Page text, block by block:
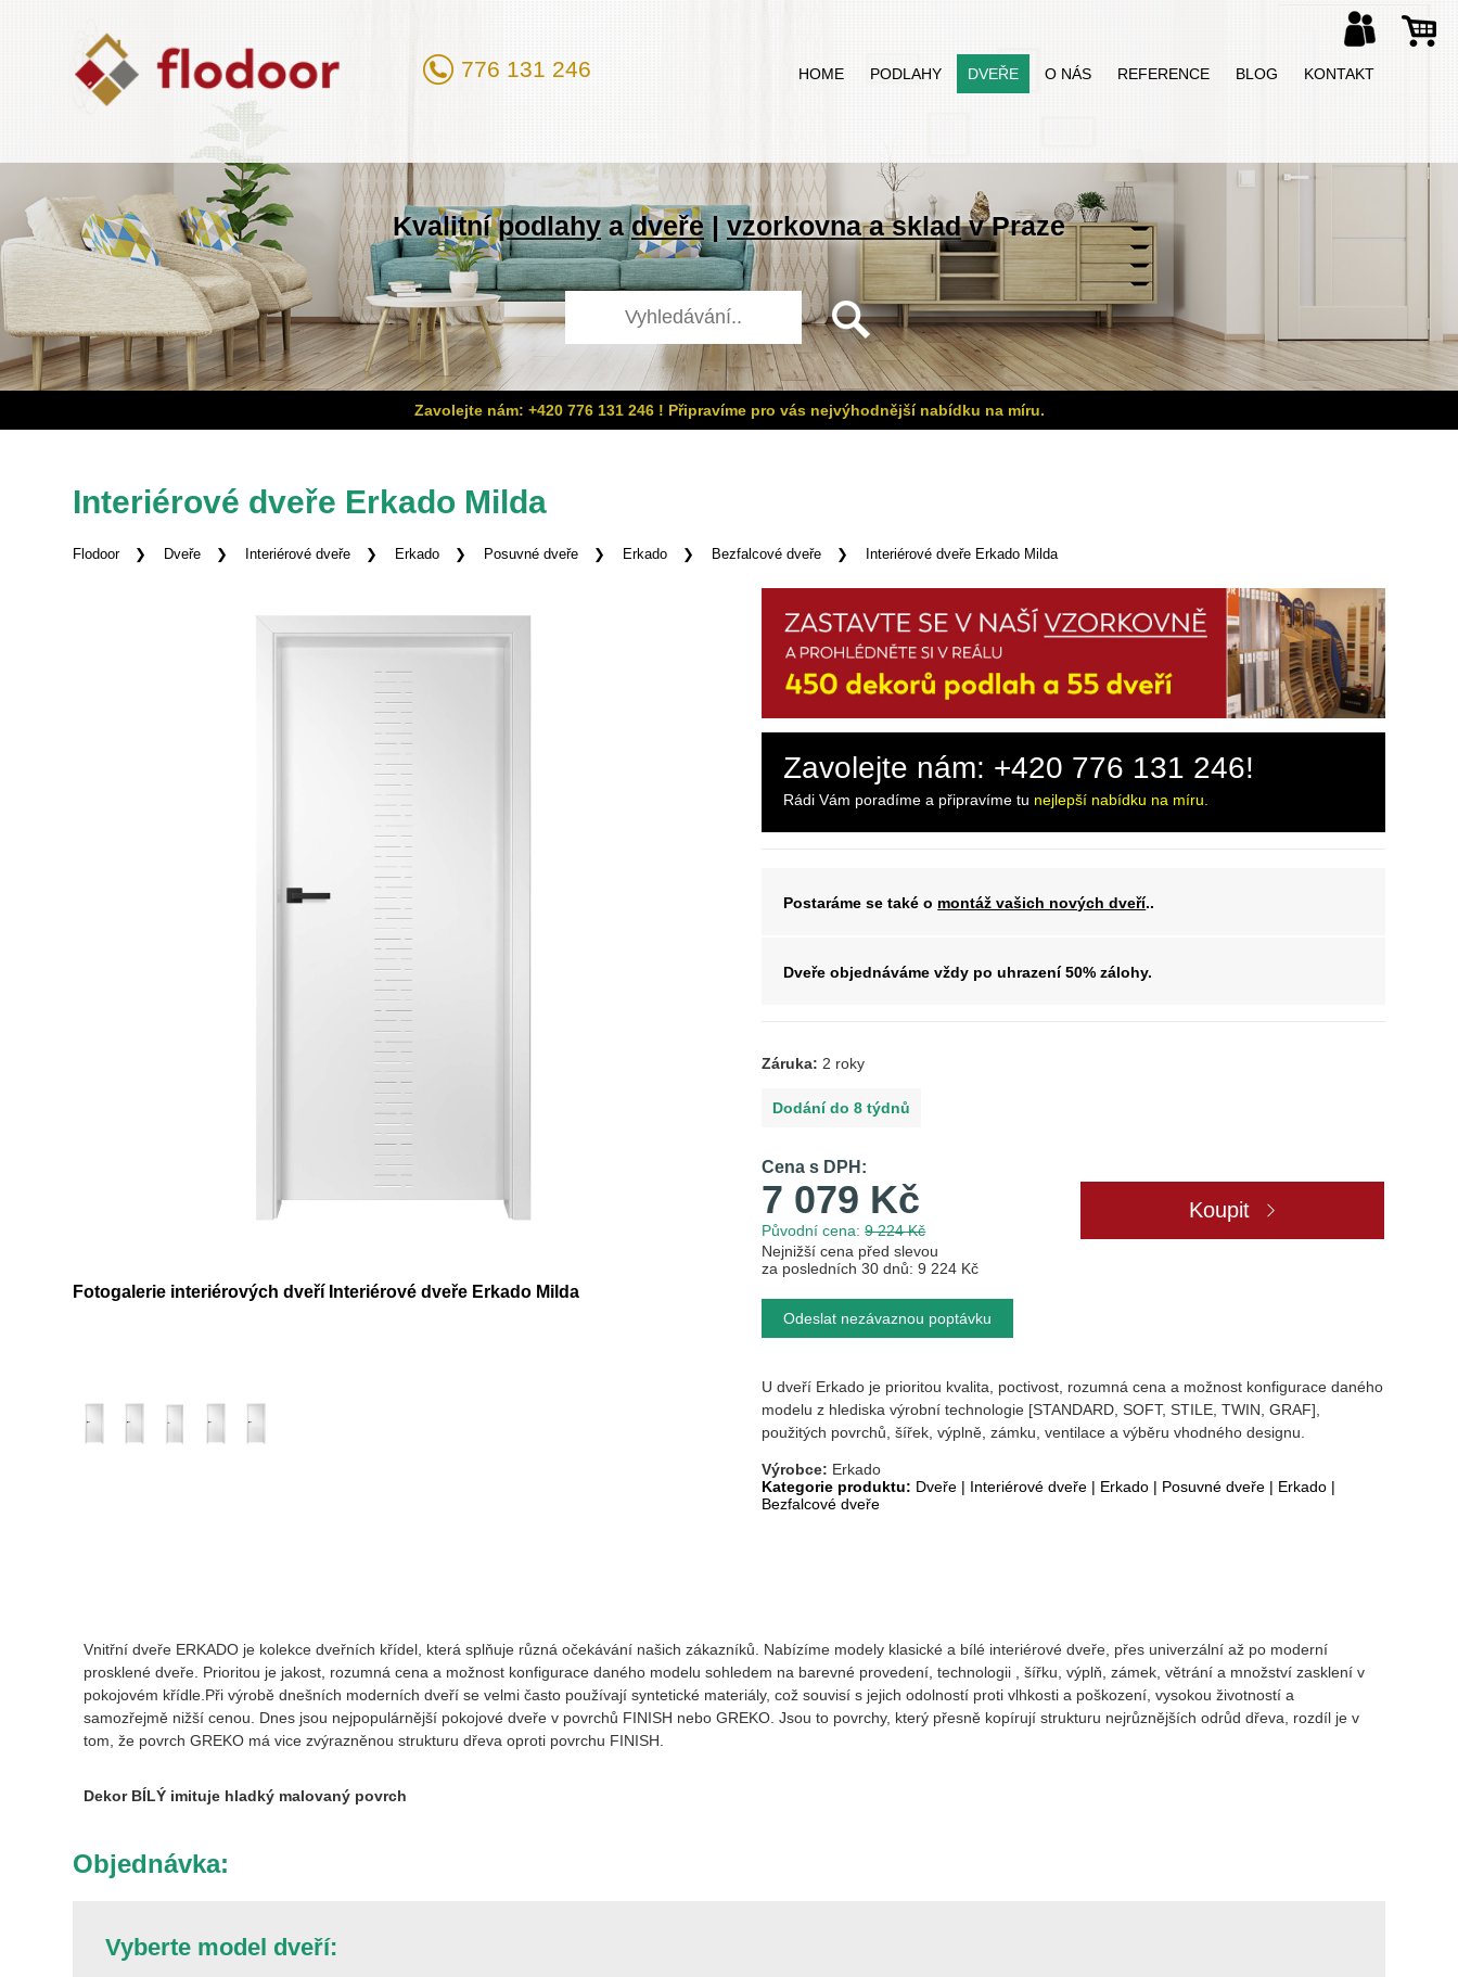
776 131 246 HOME PODLAHY DVEŘE O NÁS REFERENCE BLOG KONTAKT
Kvalitnípodlahyadveře|vzorkovna a skladv Praze
Zavolejte nám: +420 776 131 246 ! Připravíme pro vás nejvýhodnější nabídku na míru.
Interiérové dveře Erkado Milda
Flodoor Dveře Interiérové dveře Erkado Posuvné dveře Erkado Bezfalcové dveře Interiérové dveře Erkado Milda
Fotogalerie interiérových dveří Interiérové dveře Erkado Milda
Zavolejte nám: +420 776 131 246!
Rádi Vám poradíme a připravíme tu nejlepší nabídku na míru.
Postaráme se také o montáž vašich nových dveří..
Dveře objednáváme vždy po uhrazení 50% zálohy.
Záruka:2 roky
Dodání do 8 týdnů
Cena s DPH:
7 079 Kč
Původní cena:9 224 Kč
Nejnižší cena před slevou
za posledních 30 dnů: 9 224 Kč
Koupit
Odeslat nezávaznou poptávku
U dveří Erkado je prioritou kvalita, poctivost, rozumná cena a možnost konfigurace daného
modelu z hlediska výrobní technologie [STANDARD, SOFT, STILE, TWIN, GRAF],
použitých povrchů, šířek, výplně, zámku, ventilace a výběru vhodného designu.
Výrobce: Erkado
Kategorie produktu: Dveře | Interiérové dveře | Erkado | Posuvné dveře | Erkado |
Bezfalcové dveře
Vnitřní dveře ERKADO je kolekce dveřních křídel, která splňuje různá očekávání našich zákazníků. Nabízíme modely klasické a bílé interiérové dveře, přes univerzální až po moderní
prosklené dveře. Prioritou je jakost, rozumná cena a možnost konfigurace daného modelu sohledem na barevné provedení, technologii , šířku, výplň, zámek, větrání a množství zasklení v
pokojovém křídle.Při výrobě dnešních moderních dveří se velmi často používají syntetické materiály, což souvisí s jejich odolností proti vlhkosti a poškození, vysokou životností a
samozřejmě nižší cenou. Dnes jsou nejpopulárnější pokojové dveře v povrchů FINISH nebo GREKO. Jsou to povrchy, který přesně kopírují strukturu nejrůznějších odrůd dřeva, rozdíl je v
tom, že povrch GREKO má vice zvýrazněnou strukturu dřeva oproti povrchu FINISH.
Dekor BÍLÝ imituje hladký malovaný povrch
Objednávka:
Vyberte model dveří: